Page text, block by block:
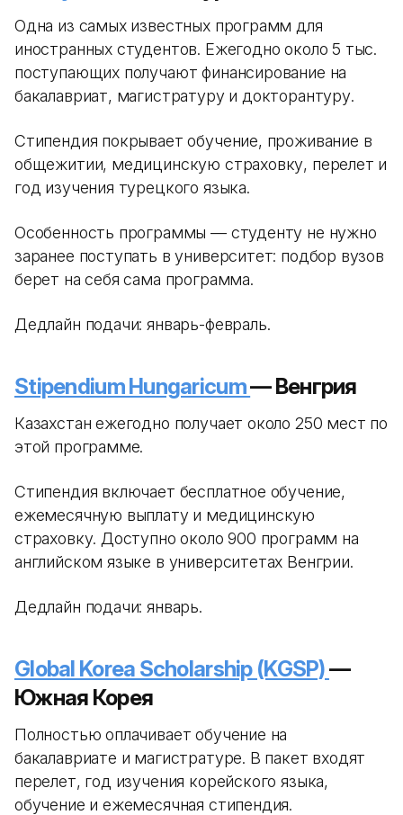
Одна из самых известных программ для
иностранных студентов. Ежегодно около 5 тыс.
поступающих получают финансирование на
бакалавриат, магистратуру и докторантуру.
Стипендия покрывает обучение, проживание в
общежитии, медицинскую страховку, перелет и
год изучения турецкого языка.
Особенность программы — студенту не нужно
заранее поступать в университет: подбор вузов
берет на себя сама программа.
Дедлайн подачи: январь-февраль.
Stipendium Hungaricum— Венгрия
Казахстан ежегодно получает около 250 мест по
этой программе.
Стипендия включает бесплатное обучение,
ежемесячную выплату и медицинскую
страховку. Доступно около 900 программ на
английском языке в университетах Венгрии.
Дедлайн подачи: январь.
Global Korea Scholarship (KGSP)—
Южная Корея
Полностью оплачивает обучение на
бакалавриате и магистратуре. В пакет входят
перелет, год изучения корейского языка,
обучение и ежемесячная стипендия.